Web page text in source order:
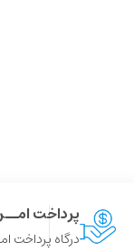
پرداخت
درگاه پرداخت